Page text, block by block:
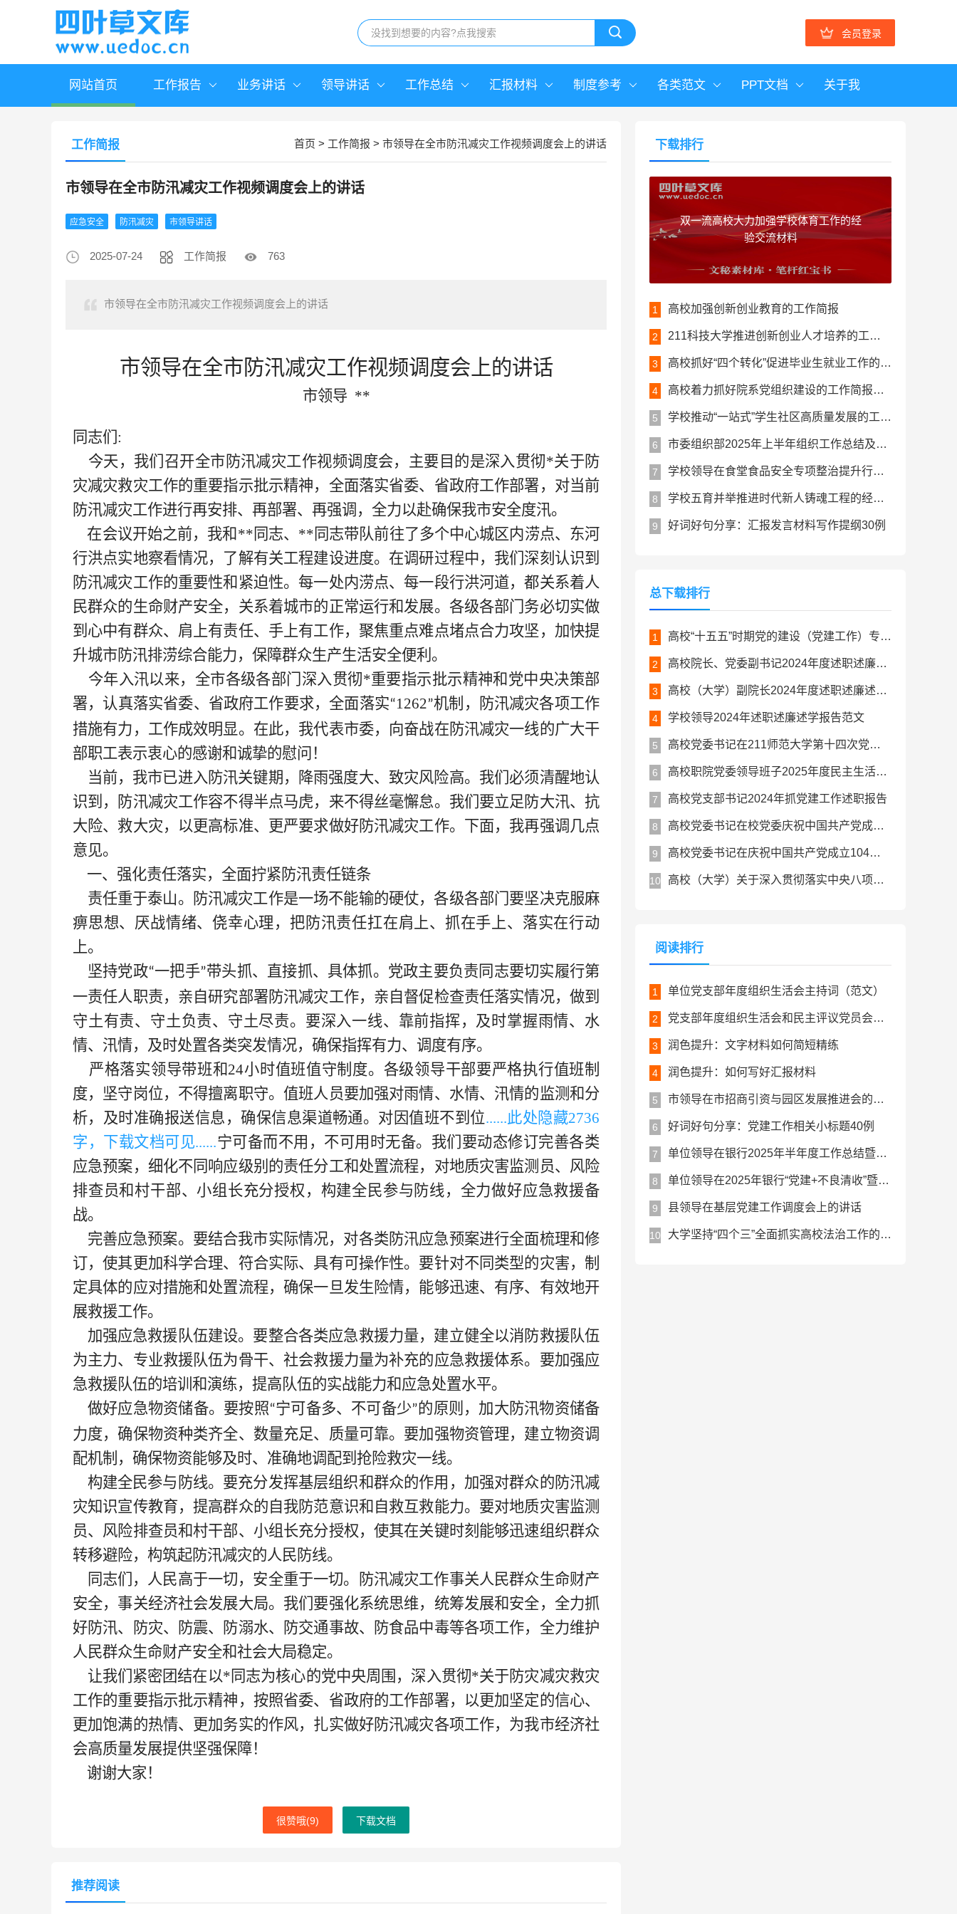
会员登录
网站首页 工作报告 业务讲话 领导讲话 工作总结 汇报材料 制度参考 各类范文 PPT文档 关于我
首页 > 工作简报 > 市领导在全市防汛减灾工作视频调度会上的讲话
工作简报
市领导在全市防汛减灾工作视频调度会上的讲话
应急安全 防汛减灾 市领导讲话
2025-07-24 工作简报 763
市领导在全市防汛减灾工作视频调度会上的讲话
市领导在全市防汛减灾工作视频调度会上的讲话
市领导 **
同志们 :
今天，我们召开全市防汛减灾工作视频调度会，主要目的是深入贯彻*关于防
灾减灾救灾工作的重要指示批示精神，全面落实省委、省政府工作部署，对当前
防汛减灾工作进行再安排、再部署、再强调，全力以赴确保我市安全度汛。
在会议开始之前，我和** 同志、 ** 同志带队前往了多个中心城区内涝点、东河
行洪点实地察看情况，了解有关工程建设进度。在调研过程中，我们深刻认识到
防汛减灾工作的重要性和紧迫性。每一处内涝点、每一段行洪河道，都关系着人
民群众的生命财产安全，关系着城市的正常运行和发展。各级各部门务必切实做
到心中有群众、肩上有责任、手上有工作，聚焦重点难点堵点合力攻坚，加快提
升城市防汛排涝综合能力，保障群众生产生活安全便利。
今年入汛以来，全市各级各部门深入贯彻*重要指示批示精神和党中央决策部
署，认真落实省委、省政府工作要求，全面落实“1262”机制，防汛减灾各项工作
措施有力，工作成效明显。在此，我代表市委，向奋战在防汛减灾一线的广大干
部职工表示衷心的感谢和诚挚的慰问！
当前，我市已进入防汛关键期，降雨强度大、致灾风险高。我们必须清醒地认
识到，防汛减灾工作容不得半点马虎，来不得丝毫懈怠。我们要立足防大汛、抗
大险、救大灾，以更高标准、更严要求做好防汛减灾工作。下面，我再强调几点
意见。
一、强化责任落实，全面拧紧防汛责任链条
责任重于泰山。防汛减灾工作是一场不能输的硬仗，各级各部门要坚决克服麻
痹思想、厌战情绪、侥幸心理，把防汛责任扛在肩上、抓在手上、落实在行动
上。
坚持党政“一把手”带头抓、直接抓、具体抓。党政主要负责同志要切实履行第
一责任人职责，亲自研究部署防汛减灾工作，亲自督促检查责任落实情况，做到
守土有责、守土负责、守土尽责。要深入一线、靠前指挥，及时掌握雨情、水
情、汛情，及时处置各类突发情况，确保指挥有力、调度有序。
严格落实领导带班和24小时值班值守制度。各级领导干部要严格执行值班制
度，坚守岗位，不得擅离职守。值班人员要加强对雨情、水情、汛情的监测和分
析，及时准确报送信息，确保信息渠道畅通。对因值班不到位......此处隐藏2736
字，下载文档可见......宁可备而不用，不可用时无备。我们要动态修订完善各类
应急预案，细化不同响应级别的责任分工和处置流程，对地质灾害监测员、风险
排查员和村干部、小组长充分授权，构建全民参与防线，全力做好应急救援备
战。
完善应急预案。要结合我市实际情况，对各类防汛应急预案进行全面梳理和修
订，使其更加科学合理、符合实际、具有可操作性。要针对不同类型的灾害，制
定具体的应对措施和处置流程，确保一旦发生险情，能够迅速、有序、有效地开
展救援工作。
加强应急救援队伍建设。要整合各类应急救援力量，建立健全以消防救援队伍
为主力、专业救援队伍为骨干、社会救援力量为补充的应急救援体系。要加强应
急救援队伍的培训和演练，提高队伍的实战能力和应急处置水平。
做好应急物资储备。要按照“宁可备多、不可备少”的原则，加大防汛物资储备
力度，确保物资种类齐全、数量充足、质量可靠。要加强物资管理，建立物资调
配机制，确保物资能够及时、准确地调配到抢险救灾一线。
构建全民参与防线。要充分发挥基层组织和群众的作用，加强对群众的防汛减
灾知识宣传教育，提高群众的自我防范意识和自救互救能力。要对地质灾害监测
员、风险排查员和村干部、小组长充分授权，使其在关键时刻能够迅速组织群众
转移避险，构筑起防汛减灾的人民防线。
同志们，人民高于一切，安全重于一切。防汛减灾工作事关人民群众生命财产
安全，事关经济社会发展大局。我们要强化系统思维，统筹发展和安全，全力抓
好防汛、防灾、防震、防溺水、防交通事故、防食品中毒等各项工作，全力维护
人民群众生命财产安全和社会大局稳定。
让我们紧密团结在以*同志为核心的党中央周围，深入贯彻*关于防灾减灾救灾
工作的重要指示批示精神，按照省委、省政府的工作部署，以更加坚定的信心、
更加饱满的热情、更加务实的作风，扎实做好防汛减灾各项工作，为我市经济社
会高质量发展提供坚强保障！
谢谢大家！
很赞哦(9) 下载文档
推荐阅读
下载排行
双一流高校大力加强学校体育工作的经
验交流材料
1 高校加强创新创业教育的工作简报
2 211科技大学推进创新创业人才培养的工作交流材料
3 高校抓好“四个转化”促进毕业生就业工作的交流材料
4 高校着力抓好院系党组织建设的工作简报材料
5 学校推动“一站式”学生社区高质量发展的工作经验交流材料（高校）
6 市委组织部2025年上半年组织工作总结及下一步工作计划
7 学校领导在食堂食品安全专项整治提升行动推进会上的讲话（高校）
8 学校五育并举推进时代新人铸魂工程的经验交流材料（高校）
9 好词好句分享：汇报发言材料写作提纲30例
总下载排行
1 高校“十五五”时期党的建设（党建工作）专项规划
2 高校院长、党委副书记2024年度述职述廉述学工作报告
3 高校（大学）副院长2024年度述职述廉述学报告
4 学校领导2024年述职述廉述学报告范文
5 高校党委书记在211师范大学第十四次党代会上的讲话报告
6 高校职院党委领导班子2025年度民主生活会对照检查材料（五个带头）
7 高校党支部书记2024年抓党建工作述职报告
8 高校党委书记在校党委庆祝中国共产党成立104周年暨七一表彰大会上的讲话
9 高校党委书记在庆祝中国共产党成立104周年大会上的讲话
10 高校（大学）关于深入贯彻落实中央八项规定精神学习教育总结评估报告
阅读排行
1 单位党支部年度组织生活会主持词（范文）
2 党支部年度组织生活会和民主评议党员会议主持词（范文）
3 润色提升：文字材料如何简短精练
4 润色提升：如何写好汇报材料
5 市领导在市招商引资与园区发展推进会的讲话（范文）
6 好词好句分享：党建工作相关小标题40例
7 单位领导在银行2025年半年度工作总结暨表彰大会上的讲话
8 单位领导在2025年银行“党建+不良清收”暨“百日攻坚”活动总结会上的讲话
9 县领导在基层党建工作调度会上的讲话
10 大学坚持“四个三”全面抓实高校法治工作的工作简报